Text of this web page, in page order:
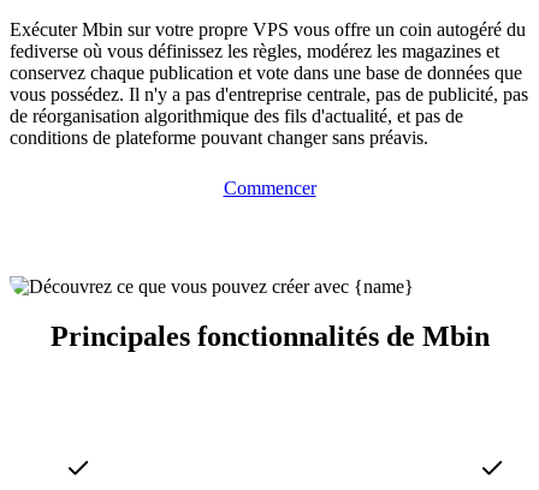
Exécuter Mbin sur votre propre VPS vous offre un coin autogéré du
fediverse où vous définissez les règles, modérez les magazines et
conservez chaque publication et vote dans une base de données que
vous possédez. Il n'y a pas d'entreprise centrale, pas de publicité, pas
de réorganisation algorithmique des fils d'actualité, et pas de
conditions de plateforme pouvant changer sans préavis.
Commencer
Principales fonctionnalités de Mbin